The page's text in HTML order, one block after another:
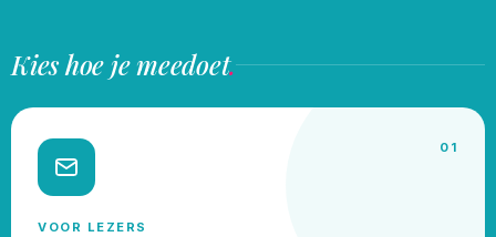
Kies hoe je meedoet.
01
VOOR LEZERS